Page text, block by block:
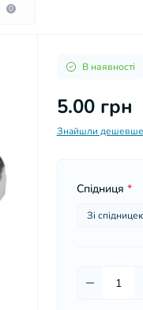
0
В наявності
5.00 грн
Знайшли
Спідниця *
Зі